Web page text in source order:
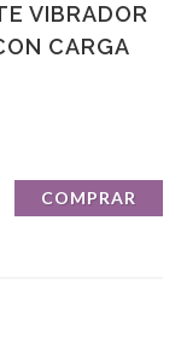
VIBRADOR
CARGA
COMPRAR